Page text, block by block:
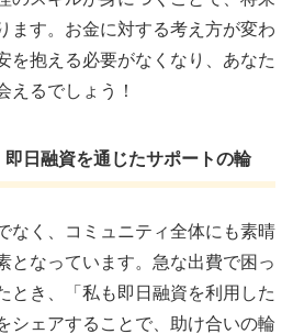
ます。お金に対する考え方が変わ
を抱える必要がなくなり、あなた
えるでしょう！
日融資を通じたサポートの輪
なく、コミュニティ全体にも素晴
となっています。急な出費で困っ
とき、「私も即日融資を利用した
シェアすることで、助け合いの輪